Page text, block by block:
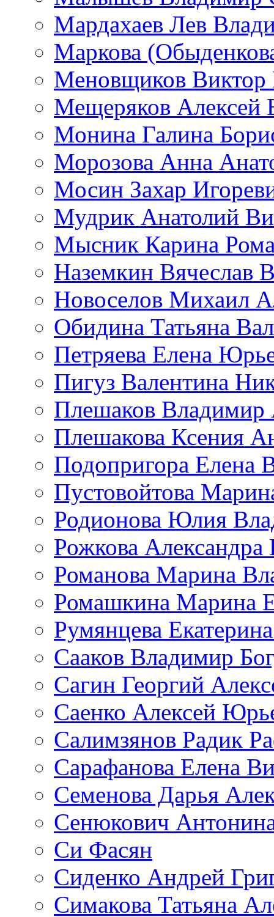
Мардахаев Лев
Маркова
Меновщиков
Мещеряков Алексей
Монина Галина
Морозова Анна
Мосин Захар
Мудрик Анатолий
Мысник Карина
Наземкин Вячеслав
Новоселов Михаил
Обидина Татьяна
Петряева Елена
Пигуз Валентина
Плешаков Владимир
Плешакова Ксения
Подопригора Елена
Пустовойтова
Родионова Юлия
Рожкова Александра
Романова Марина
Ромашкина Марина
Румянцева
Сааков Владимир
Сагин Георгий
Саенко Алексей
Салимзянов Радик
Сарафанова Елена
Семенова Дарья
Сенюкович
Си Фасян
Сиденко Андрей
Симакова Татьяна